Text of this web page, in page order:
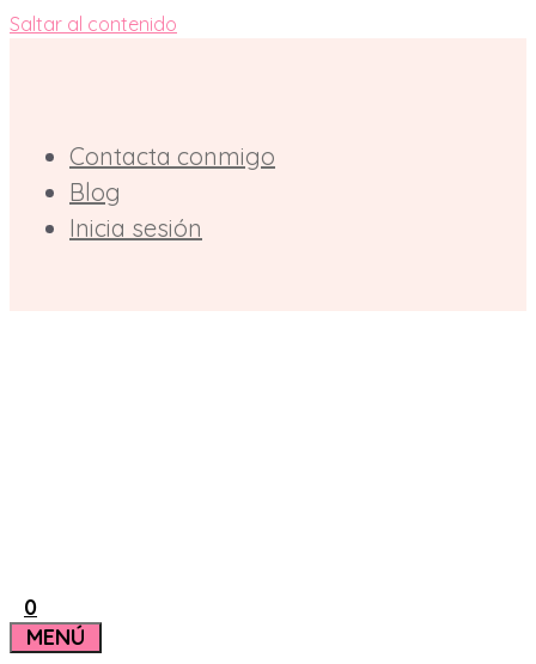
Saltar al contenido
Contacta conmigo
Blog
Inicia sesión
0
MENÚ